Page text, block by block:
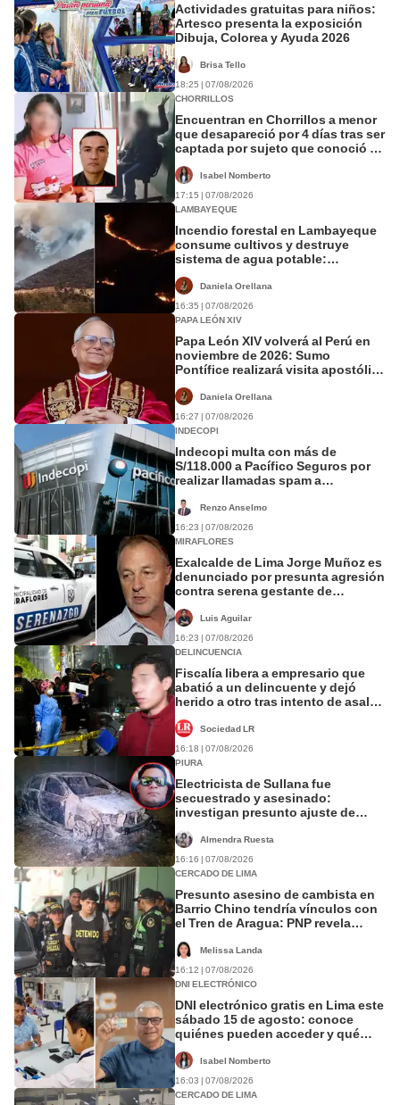
Actividades gratuitas para niños:
Artesco presenta la exposición
Dibuja, Colorea y Ayuda 2026
Brisa Tello
18:25 | 07/08/2026
CHORRILLOS
Encuentran en Chorrillos a menor
que desapareció por 4 días tras ser
captada por sujeto que conoció en
Isabel Nomberto
17:15 | 07/08/2026
LAMBAYEQUE
Incendio forestal en Lambayeque
consume cultivos y destruye
sistema de agua potable:
Daniela Orellana
16:35 | 07/08/2026
PAPA LEÓN XIV
Papa León XIV volverá al Perú en
noviembre de 2026: Sumo
Pontífice realizará visita apostólica
Daniela Orellana
16:27 | 07/08/2026
INDECOPI
Indecopi multa con más de
S/118.000 a Pacífico Seguros por
realizar llamadas spam a
Renzo Anselmo
16:23 | 07/08/2026
MIRAFLORES
Exalcalde de Lima Jorge Muñoz es
denunciado por presunta agresión
contra serena gestante de
Luis Aguilar
16:23 | 07/08/2026
DELINCUENCIA
Fiscalía libera a empresario que
abatió a un delincuente y dejó
herido a otro tras intento de asalto
Sociedad LR
16:18 | 07/08/2026
PIURA
Electricista de Sullana fue
secuestrado y asesinado:
investigan presunto ajuste de
Almendra Ruesta
16:16 | 07/08/2026
CERCADO DE LIMA
Presunto asesino de cambista en
Barrio Chino tendría vínculos con
el Tren de Aragua: PNP revela
Melissa Landa
16:12 | 07/08/2026
DNI ELECTRÓNICO
DNI electrónico gratis en Lima este
sábado 15 de agosto: conoce
quiénes pueden acceder y qué
Isabel Nomberto
16:03 | 07/08/2026
CERCADO DE LIMA